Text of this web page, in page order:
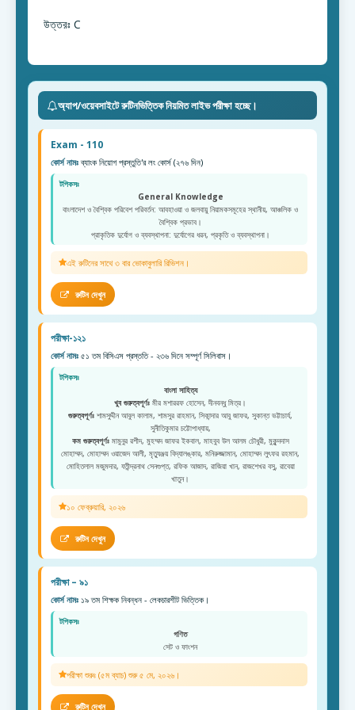
উত্তরঃ C
অ্যাপ/ওয়েবসাইটে রুটিনভিত্তিক নিয়মিত লাইভ পরীক্ষা হচ্ছে।
Exam - 110
কোর্স নামঃব্যাংক নিয়োগ প্রস্তুতি'র লং কোর্স (২৭৬ দিন)
টপিকসঃ
General Knowledge
বাংলাদেশ ও বৈশ্বিক পরিবেশ পরিবর্তন: আবহাওয়া ও জলবায়ু নিয়ামকসমূহের স্থানীয়, আঞ্চলিক ও
বৈশ্বিক প্রভাব।
প্রাকৃতিক দুর্যোগ ও ব্যবস্থাপনা: দুর্যোগের ধরন, প্রকৃতি ও ব্যবস্থাপনা।
এই রুটিনের সাথে ৩ বার ভোকাবুলারি রিভিশন।
রুটিন দেখুন
পরীক্ষা-১২১
কোর্স নামঃ ৫১ তম বিসিএস প্রস্ততি - ২৩৬ দিনে সম্পূর্ণ সিলিবাস।
টপিকসঃ
বাংলা সাহিত্য
খুব গুরুত্বপূর্ণঃ মীর মশাররফ হোসেন, দীনবন্ধু মিত্র।
গুরুত্বপূর্ণঃ শামসুদ্দীন আবুল কালাম, শামসুর রাহমান, সিকান্দার আবু জাফর, সুকান্ত ভট্টাচার্য,
সুনীতিকুমার চট্টোপাধ্যায়,
কম গুরুত্বপূর্ণঃমামুনুর রশীদ, মুহম্মদ জাফর ইকবাল, মাহবুব উল আলম চৌধুরী, মুকুন্দদাস
মোহাম্মদ, মোহাম্মদ ওয়াজেদ আলী, মৃত্যুঞ্জয় বিদ্যালঙ্কার, মনিরুজ্জামান, মোহাম্মদ লুৎফর রহমান,
মোহিতলাল মজুমদার, যতীন্দ্রনাথ সেনগুপ্ত, রফিক আজাদ, রাজিয়া খান, রাজশেখর বসু, রাবেয়া
খাতুন।
১০ ফেব্রুয়ারি, ২০২৬
রুটিন দেখুন
পরীক্ষা – ৯১
কোর্স নামঃ ১৯ তম শিক্ষক নিবন্ধন - লেকচারশীট ভিত্তিক।
টপিকসঃ
গণিত
সেট ও ফাংশন
পরীক্ষা শুরুঃ (৫ম ব্যাচ) শুরু ৫ মে, ২০২৬।
রুটিন দেখুন